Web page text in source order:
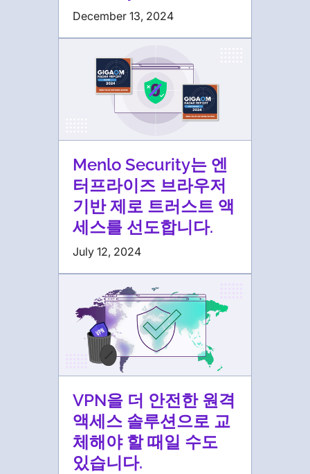
December 13, 2024
Menlo Security는 엔
터프라이즈 브라우저
기반 제로 트러스트 액
세스를 선도합니다.
July 12, 2024
VPN을 더 안전한 원격
액세스 솔루션으로 교
체해야 할 때일 수도
있습니다.